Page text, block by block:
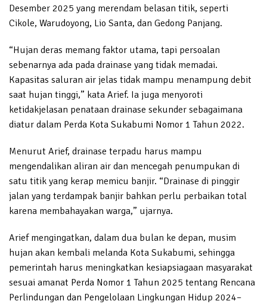
Desember 2025 yang merendam belasan titik, seperti
Cikole, Warudoyong, Lio Santa, dan Gedong Panjang.
“Hujan deras memang faktor utama, tapi persoalan
sebenarnya ada pada drainase yang tidak memadai.
Kapasitas saluran air jelas tidak mampu menampung debit
saat hujan tinggi,” kata Arief. Ia juga menyoroti
ketidakjelasan penataan drainase sekunder sebagaimana
diatur dalam Perda Kota Sukabumi Nomor 1 Tahun 2022.
Menurut Arief, drainase terpadu harus mampu
mengendalikan aliran air dan mencegah penumpukan di
satu titik yang kerap memicu banjir. “Drainase di pinggir
jalan yang terdampak banjir bahkan perlu perbaikan total
karena membahayakan warga,” ujarnya.
Arief mengingatkan, dalam dua bulan ke depan, musim
hujan akan kembali melanda Kota Sukabumi, sehingga
pemerintah harus meningkatkan kesiapsiagaan masyarakat
sesuai amanat Perda Nomor 1 Tahun 2025 tentang Rencana
Perlindungan dan Pengelolaan Lingkungan Hidup 2024–